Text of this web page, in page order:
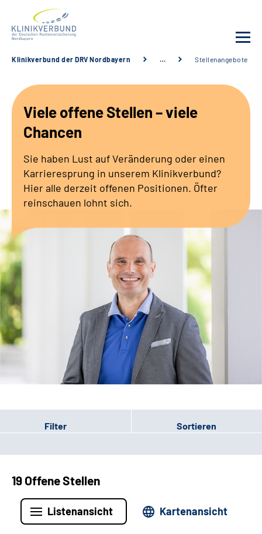
Behandlungsangebot
Karriere
Erweiterte Suche
Klinikverbund der DRV Nordbayern … Stellenangebote
Viele offene Stellen – viele
Chancen
Sie haben Lust auf Veränderung oder einen
Karrieresprung in unserem Klinikverbund?
Hier alle derzeit offenen Positionen. Öfter
reinschauen lohnt sich.
Filter Sortieren
19 Offene Stellen
Listenansicht Kartenansicht